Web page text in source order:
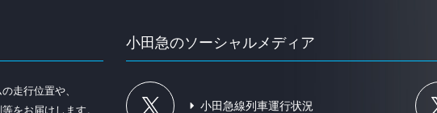
走行位置や、
をお届けします。
小田急のソーシャルメディア
小田急線列車運行状況